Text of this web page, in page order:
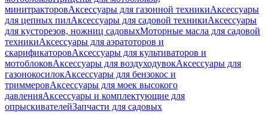
минитракторовАксессуары для газонной техникиАксессуары
для цепных пилАксессуары для садовой техникиАксессуары
для кусторезов, ножниц садовыхМоторные масла для садовой
техникиАксессуары для аэратоторов и
скарификаторовАксессуары для культиваторов и
мотоблоковАксессуары для воздуходувокАксессуары для
газонокосилокАксессуары для бензокос и
триммеровАксессуары для моек высокого
давленияАксессуары и комплектующие для
опрыскивателейЗапчасти для садовых